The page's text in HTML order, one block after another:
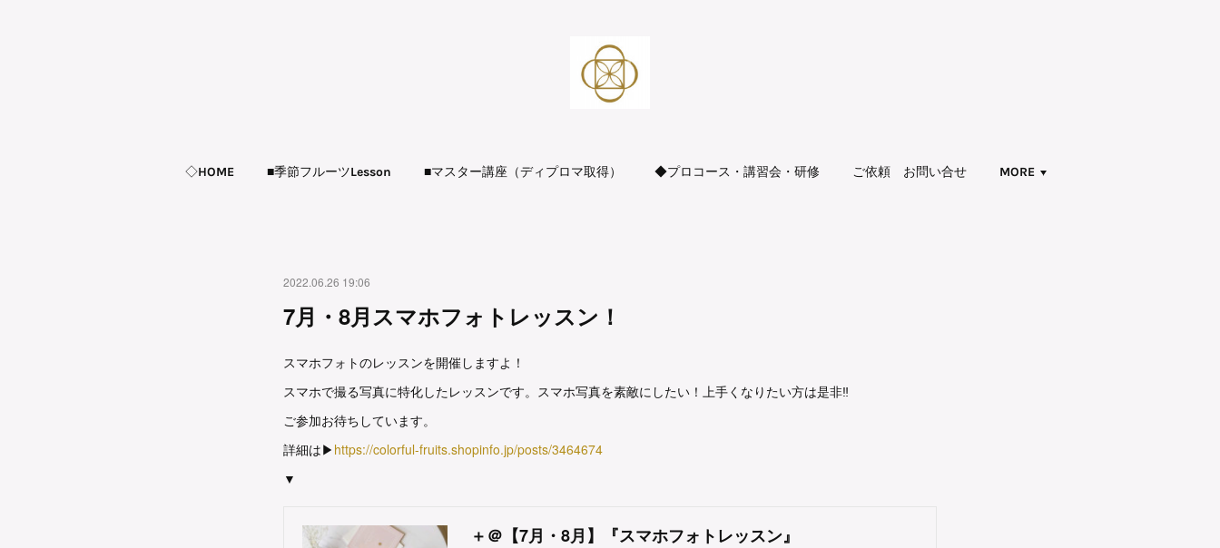
◇HOME ■季節フルーツLesson ■マスター講座（ディプロマ取得） ◆プロコース・講習会・研修 ご依頼 お問い合せ MORE
2022.06.26 19:06
7月・8月スマホフォトレッスン！
スマホフォトのレッスンを開催しますよ！
スマホで撮る写真に特化したレッスンです。スマホ写真を素敵にしたい！上手くなりたい方は是非‼
ご参加お待ちしています。
詳細は▶ https://colorful-fruits.shopinfo.jp/posts/3464674
▼
＋＠【7月・8月】『スマホフォトレッスン』